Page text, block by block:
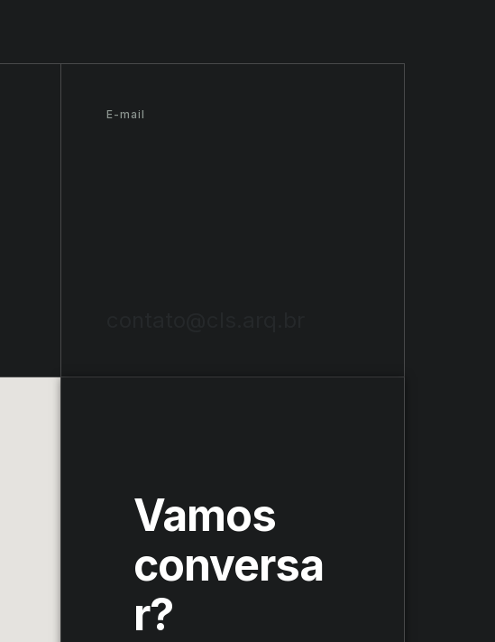
E-mail
Vamos
conversa
r?